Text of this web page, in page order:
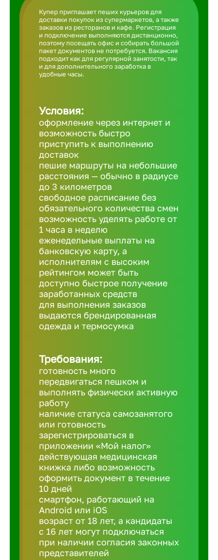
Ачинск
Белгород
Бийск
Купер приглашает пеших курьеров для
доставки покупок из супермаркетов, а также
заказов из ресторанов и кафе. Регистрация
и подключение выполняются дистанционно,
поэтому посещать офис и собирать большой
пакет документов не потребуется. Вакансия
подходит как для регулярной занятости, так
и для дополнительного заработка в
удобные часы.
Условия:
оформление через интернет и
возможность быстро
приступить к выполнению
доставок
пешие маршруты на небольшие
расстояния — обычно в радиусе
до 3 километров
свободное расписание без
обязательного количества смен
возможность уделять работе от
1 часа в неделю
еженедельные выплаты на
банковскую карту, а
исполнителям с высоким
рейтингом может быть
доступно быстрое получение
заработанных средств
для выполнения заказов
выдаются брендированная
одежда и термосумка
Требования:
готовность много
передвигаться пешком и
выполнять физически активную
работу
наличие статуса самозанятого
или готовность
зарегистрироваться в
приложении «Мой налог»
действующая медицинская
книжка либо возможность
оформить документ в течение
10 дней
смартфон, работающий на
Android или iOS
возраст от 18 лет, а кандидаты
с 16 лет могут подключаться
при наличии согласия законных
представителей